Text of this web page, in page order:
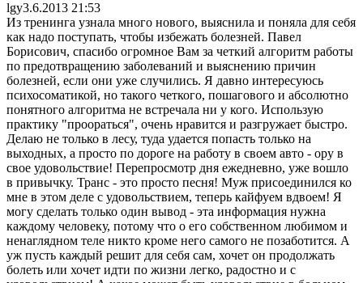
lgy3.6.2013 21:53
Из тренинга узнала много нового, выяснила и поняла для себя
как надо поступать, чтобы избежать болезней. Павел
Борисович, спасибо огромное Вам за четкий алгоритм работы
по предотвращению заболеваний и выяснению причин
болезней, если они уже случились. Я давно интересуюсь
психосоматикой, но такого четкого, пошагового и абсолютно
понятного алгоритма не встречала ни у кого. Использую
практику "проораться", очень нравится и разгружает быстро.
Делаю не только в лесу, туда удается попасть только на
выходных, а просто по дороге на работу в своем авто - ору в
свое удовольствие! Перепросмотр дня ежедневно, уже вошло
в привычку. Транс - это просто песня! Муж присоединился ко
мне в этом деле с удовольствием, теперь кайфуем вдвоем! Я
могу сделать только один вывод - эта информация нужна
каждому человеку, потому что о его собственном любимом и
ненаглядном теле никто кроме него самого не позаботится. А
уж пусть каждый решит для себя сам, хочет он продолжать
болеть или хочет идти по жизни легко, радостно и с